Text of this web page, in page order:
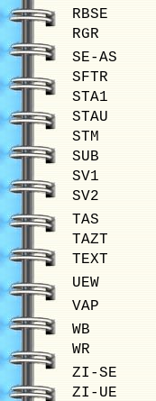
RBSE
RGR
SE-AS
SFTR
STA1
STAU
STM
SUB
SV1
SV2
TAS
TAZT
TEXT
UEW
VAP
WB
WR
ZI-SE
ZI-UE